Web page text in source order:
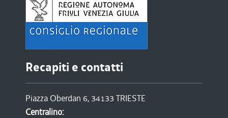
Recapiti e contatti
Piazza Oberdan 6, 34133 TRIESTE
Centralino: